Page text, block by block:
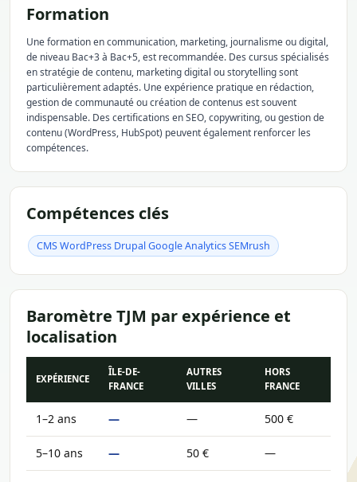
Formation
Une formation en communication, marketing, journalisme ou digital,
de niveau Bac+3 à Bac+5, est recommandée. Des cursus spécialisés
en stratégie de contenu, marketing digital ou storytelling sont
particulièrement adaptés. Une expérience pratique en rédaction,
gestion de communauté ou création de contenus est souvent
indispensable. Des certifications en SEO, copywriting, ou gestion de
contenu (WordPress, HubSpot) peuvent également renforcer les
compétences.
Compétences clés
CMS WordPress Drupal Google Analytics SEMrush
Baromètre TJM par expérience et
localisation
EXPÉRIENCE
ÎLE-DE-
FRANCE
AUTRES
VILLES
HORS
FRANCE
1–2 ans — — 500 €
5–10 ans — 50 € —